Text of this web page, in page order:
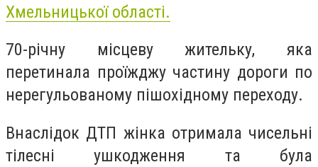
Хмельницької області.
70-річну місцеву жительку, яка
перетинала проїжджу частину дороги по
нерегульованому пішохідному переходу.
Внаслідок ДТП жінка отримала чисельні
тілесні ушкодження та була